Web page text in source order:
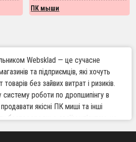
ПК мыши
Websklad — це сучасне
та підприємців, які хочуть
без зайвих витрат і ризиків.
роботи по дропшипінгу в
якісні ПК миші та інші
безпосередньо своїм клієнтам, не
і логістикою. Постачальник